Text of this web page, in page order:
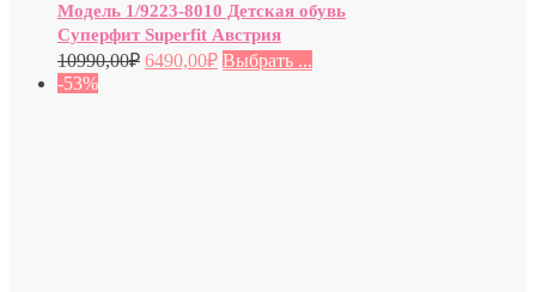
Модель 1/9223-8010 Детская обувь
Суперфит Superfit Австрия
10990,00₽ 6490,00₽ Выбрать ...
-53%